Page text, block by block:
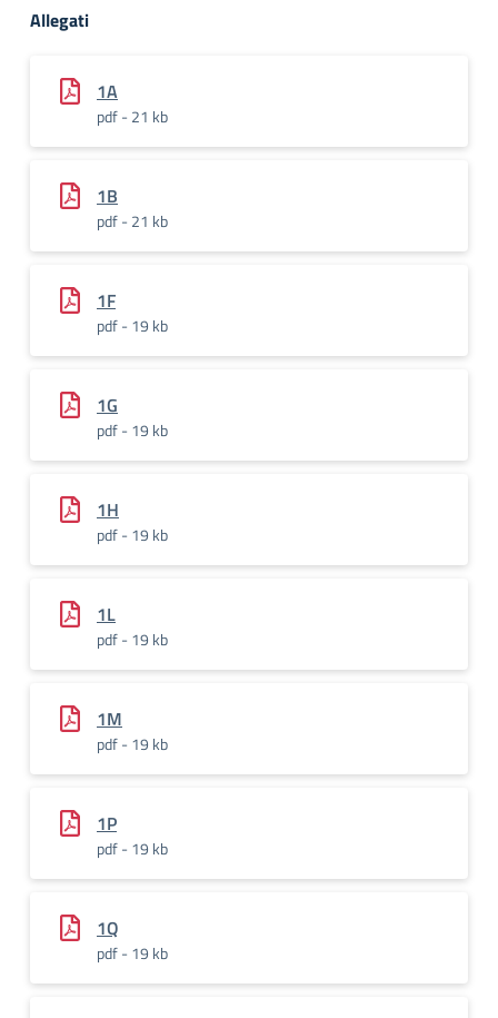
Allegati
1A
pdf - 21 kb
1B
pdf - 21 kb
1F
pdf - 19 kb
1G
pdf - 19 kb
1H
pdf - 19 kb
1L
pdf - 19 kb
1M
pdf - 19 kb
1P
pdf - 19 kb
1Q
pdf - 19 kb